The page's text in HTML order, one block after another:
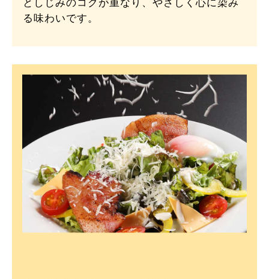
としじみのコクが重なり、やさしく心に染み
る味わいです。